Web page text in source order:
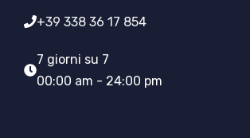
+39 338 36 17 854
7 giorni su 7
00:00 am - 24:00 pm